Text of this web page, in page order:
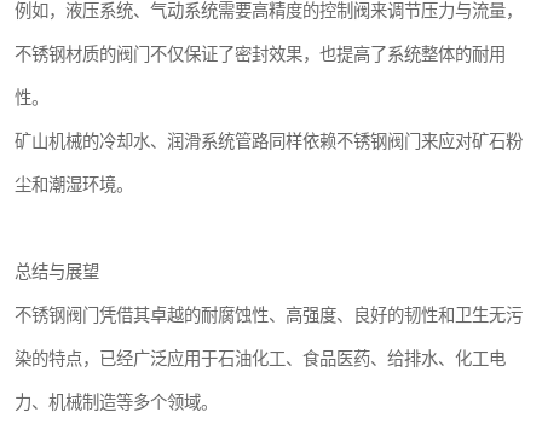
例如，液压系统、气动系统需要高精度的控制阀来调节压力与流量，
不锈钢材质的阀门不仅保证了密封效果，也提高了系统整体的耐用
性。
矿山机械的冷却水、润滑系统管路同样依赖不锈钢阀门来应对矿石粉
尘和潮湿环境。
总结与展望
不锈钢阀门凭借其卓越的耐腐蚀性、高强度、良好的韧性和卫生无污
染的特点，已经广泛应用于石油化工、食品医药、给排水、化工电
力、机械制造等多个领域。